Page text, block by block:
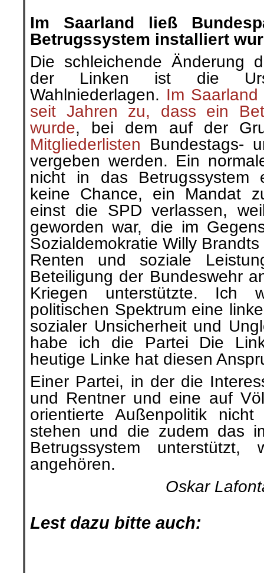
Im Saarland ließ
Betrugssystem installiert
Die schleichende Änderung
der Linken ist die
Wahlniederlagen. Im
seit Jahren zu, dass ein
wurde, bei dem auf der
Mitgliederlisten Bundestags-
vergeben werden. Ein
nicht in das Betrugssystem
keine Chance, ein Mandat
einst die SPD verlassen,
geworden war, die im
Sozialdemokratie Willy
Renten und soziale
Beteiligung der Bundeswehr
Kriegen unterstützte. Ich
politischen Spektrum eine
sozialer Unsicherheit und
habe ich die Partei Die
heutige Linke hat diesen
Einer Partei, in der die
und Rentner und eine auf
orientierte Außenpolitik
stehen und die zudem das
Betrugssystem
angehören.
Oskar
Lest dazu bitte auch: